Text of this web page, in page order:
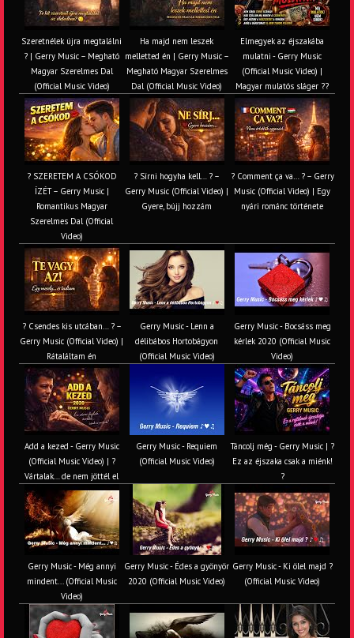
Szeretnélek újra megtalálni
? | Gerry Music – Megható
Magyar Szerelmes Dal
(Official Music Video)
Ha majd nem leszek
melletted én | Gerry Music –
Megható Magyar Szerelmes
Dal (Official Music Video)
Elmegyek az éjszakába
mulatni - Gerry Music
(Official Music Video) |
Magyar mulatós sláger ??
? SZERETEM A CSÓKOD
ÍZÉT – Gerry Music |
Romantikus Magyar
Szerelmes Dal (Official
Video)
? Sírni hogyha kell… ? –
Gerry Music (Official Video) |
Gyere, bújj hozzám
? Comment ça va… ? – Gerry
Music (Official Video) | Egy
nyári románc története
? Csendes kis utcában… ? –
Gerry Music (Official Video) |
Rátaláltam én
Gerry Music - Lenn a
délibábos Hortobágyon
(Official Music Video)
Gerry Music - Bocsáss meg
kérlek 2020 (Official Music
Video)
Add a kezed - Gerry Music
(Official Music Video) | ?
Vártalak… de nem jöttél el
Gerry Music - Requiem
(Official Music Video)
Táncolj még - Gerry Music | ?
Ez az éjszaka csak a miénk!
?
Gerry Music - Még annyi
mindent... (Official Music
Video)
Gerry Music - Édes a gyönyör
2020 (Official Music Video)
Gerry Music - Ki ölel majd ?
(Official Music Video)